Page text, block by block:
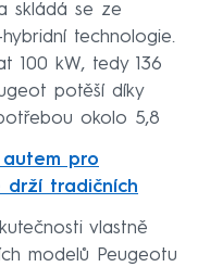
skládá se ze
technologie.
100 kW, tedy 136
potěší díky
okolo 5,8
autem pro
drží tradičních
vlastně
modelů Peugeotu